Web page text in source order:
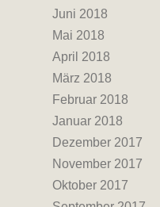
Juni 2018
Mai 2018
April 2018
März 2018
Februar 2018
Januar 2018
Dezember 2017
November 2017
Oktober 2017